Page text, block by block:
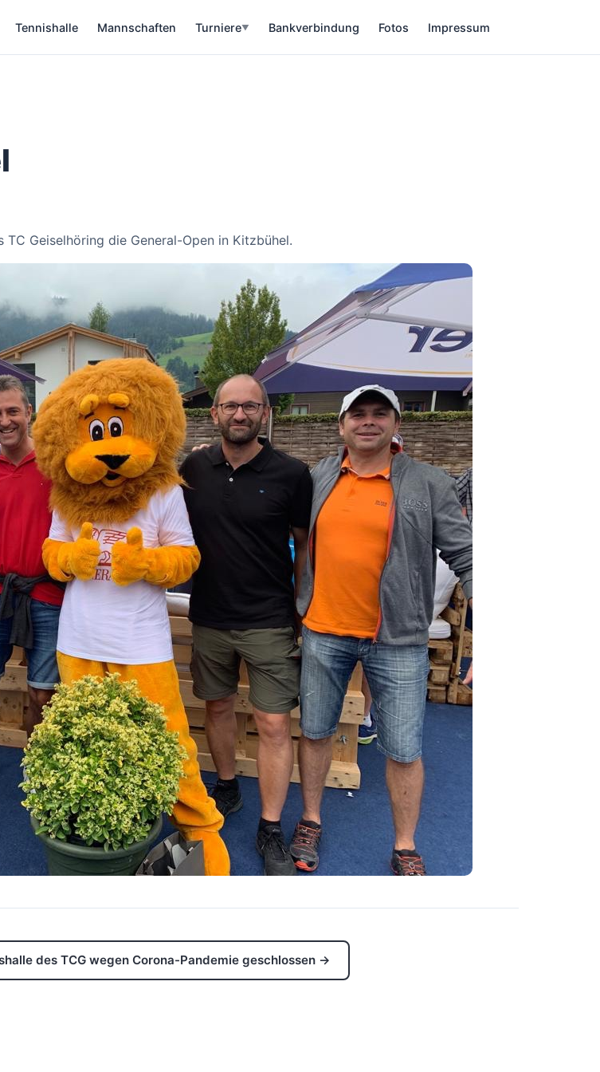
Tennishalle Mannschaften Turniere▼ Bankverbindung Fotos Impressum
Geiselhöring die General-Open in Kitzbühel.
des TCG wegen Corona-Pandemie geschlossen →